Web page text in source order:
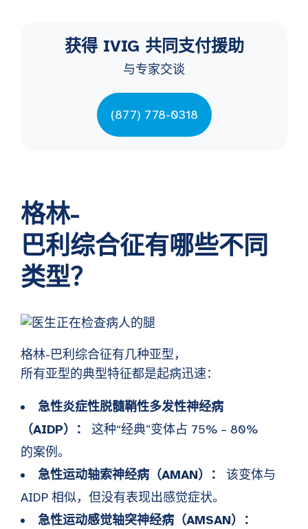
获得 IVIG 共同支付援助
与专家交谈
(877) 778-0318
格林-
巴利综合征有哪些不同
类型？
格林-巴利综合征有几种亚型，
所有亚型的典型特征都是起病迅速：
急性炎症性脱髓鞘性多发性神经病
（AIDP）：
这种“经典”变体占 75% – 80%
的案例。
急性运动轴索神经病（AMAN）：
该变体与
AIDP 相似，但没有表现出感觉症状。
急性运动感觉轴突神经病（AMSAN）：